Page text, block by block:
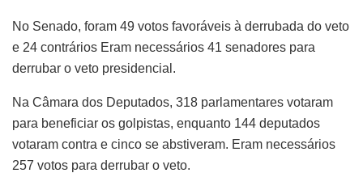
No Senado, foram 49 votos favoráveis à derrubada do veto
e 24 contrários Eram necessários 41 senadores para
derrubar o veto presidencial.
Na Câmara dos Deputados, 318 parlamentares votaram
para beneficiar os golpistas, enquanto 144 deputados
votaram contra e cinco se abstiveram. Eram necessários
257 votos para derrubar o veto.